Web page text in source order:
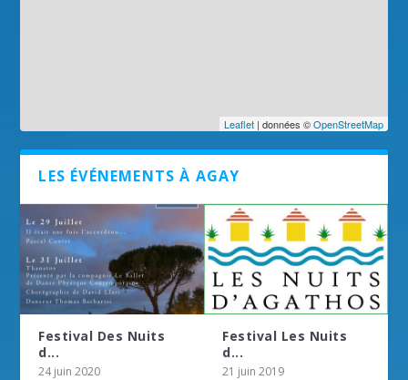
Leaflet| données ©OpenStreetMap
LES ÉVÉNEMENTS À AGAY
Festival Des Nuits
d...
24 juin 2020
Festival Les Nuits
d...
21 juin 2019